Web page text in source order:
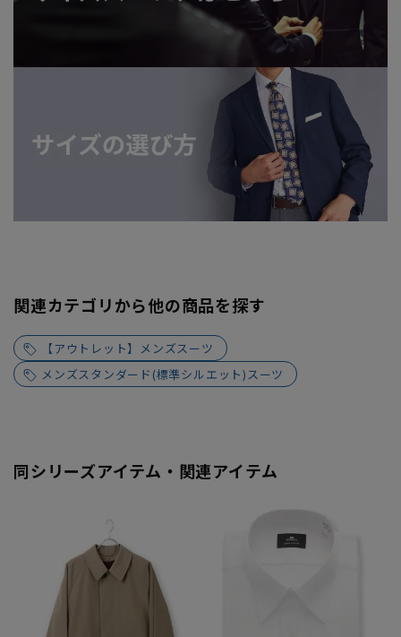
関連カテゴリから他の商品を探す
【アウトレット】メンズスーツ
メンズスタンダード(標準シルエット)スーツ
同シリーズアイテム・関連アイテム